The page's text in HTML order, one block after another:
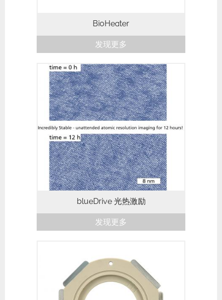
BioHeater
发现更多
Asylum Research Cypher系列原子力显微
镜（AFM）的“blueDrive光热激励”选项可
以使轻敲模式技术更简单、更稳定，也更量
化。到目前为止，原子力显微镜领域的主流
模式依然是轻...
blueDrive 光热激励
发现更多
The Closed Fluid Cell (CFC) for MFP-3D